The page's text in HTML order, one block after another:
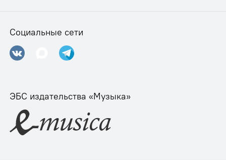
Социальные сети
ЭБС издательства «Музыка»